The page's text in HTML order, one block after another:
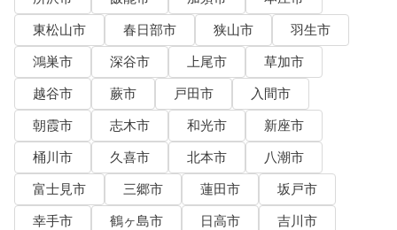
東松山市
春日部市 狭山市
羽生市
鴻巣市
深谷市 上尾市
草加市
越谷市
蕨市 戸田市
入間市
朝霞市
志木市 和光市
新座市
桶川市
久喜市 北本市
八潮市
富士見市
三郷市 蓮田市
坂戸市
幸手市
鶴ヶ島市 日高市
吉川市